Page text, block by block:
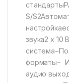
S/
звука2 x 10
форматы−
аудио